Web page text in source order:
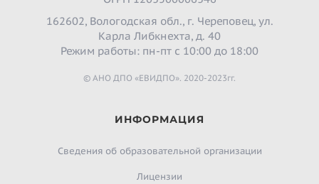
162602, Вологодская обл., г. Череповец, ул.
Карла Либкнехта, д. 40
Режим работы: пн-пт с 10:00 до 18:00
© АНО ДПО «ЕВИДПО». 2020-2023гг.
ИНФОРМАЦИЯ
Сведения об образовательной организации
Лицензии